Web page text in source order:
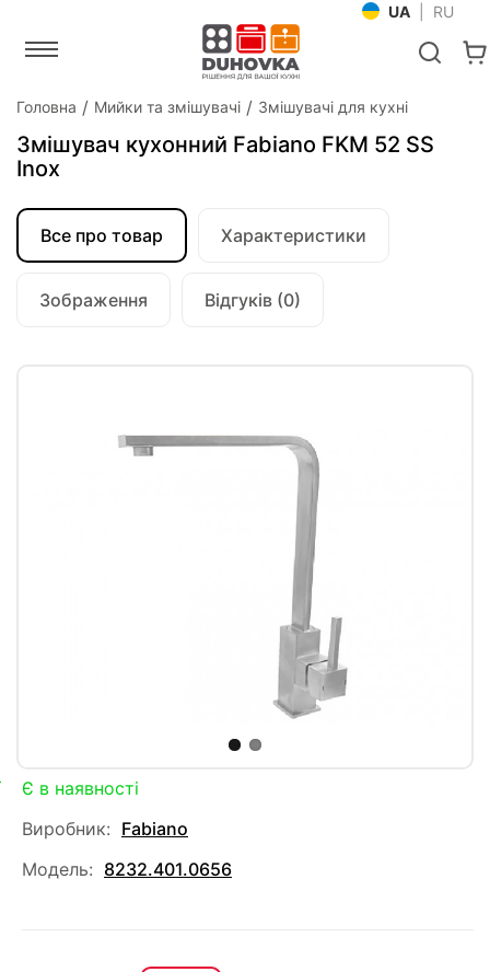
UA RU
Головна Мийки та змішувачі Змішувачі для кухні
Змішувач кухонний Fabiano FKM 52 SS
Inox
Все про товар Характеристики
Зображення Відгуків (0)
Є в наявності
Виробник: Fabiano
Модель: 8232.401.0656